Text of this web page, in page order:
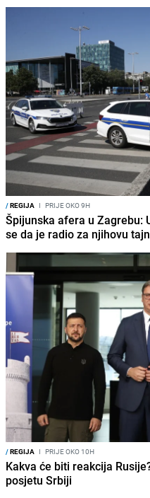
/REGIJA I PRIJE OKO 9H
Špijunska afera u Zagrebu:
se da je radio za njihovu
/REGIJA I PRIJE OKO 10H
Kakva će biti reakcija
posjetu Srbiji